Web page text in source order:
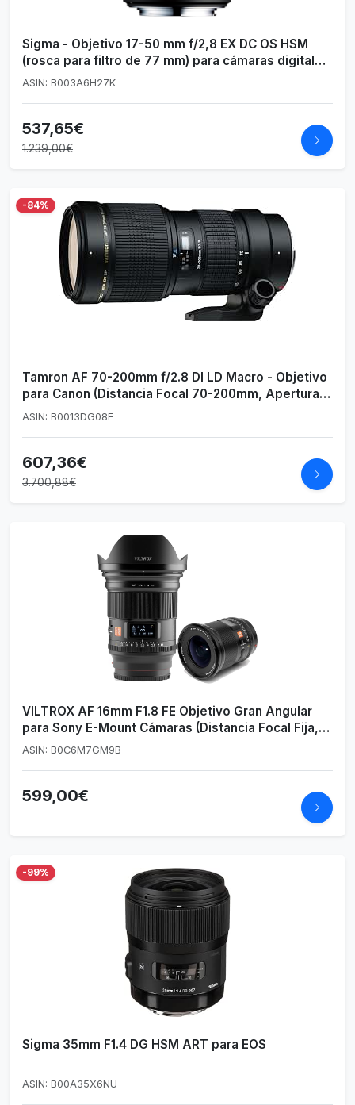
Sigma - Objetivo 17-50 mm f/2,8 EX DC OS HSM
(rosca para filtro de 77 mm) para cámaras digitales
SLR de Canon con sensores APS-C), color negro
ASIN: B003A6H27K
537,65€
1.239,00€
-84%
Tamron AF 70-200mm f/2.8 DI LD Macro - Objetivo
para Canon (Distancia Focal 70-200mm, Apertura
f/2.8-32, Zoom óptico 2.8X,Macro, diámetro:
ASIN: B0013DG08E
607,36€
3.700,88€
VILTROX AF 16mm F1.8 FE Objetivo Gran Angular
para Sony E-Mount Cámaras (Distancia Focal Fija,
Enfoque Automático, Cuadro Completo, f1.8-f22,
ASIN: B0C6M7GM9B
599,00€
-99%
Sigma 35mm F1.4 DG HSM ART para EOS
ASIN: B00A35X6NU